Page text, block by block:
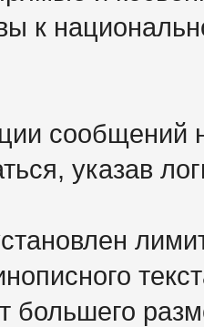
к
сообщений
указав
большего